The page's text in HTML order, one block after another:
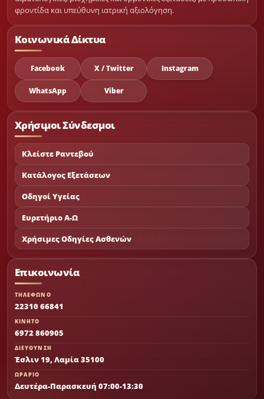
φροντίδα και υπεύθυνη ιατρική αξιολόγηση.
Κοινωνικά Δίκτυα
Facebook X / Twitter Instagram
WhatsApp Viber
Χρήσιμοι Σύνδεσμοι
Κλείστε Ραντεβού
Κατάλογος Εξετάσεων
Οδηγοί Υγείας
Ευρετήριο Α-Ω
Χρήσιμες Οδηγίες Ασθενών
Επικοινωνία
ΤΗΛΕΦΩΝΟ
22310 66841
ΚΙΝΗΤΟ
6972 860905
ΔΙΕΥΘΥΝΣΗ
Έσλιν 19, Λαμία 35100
ΩΡΑΡΙΟ
Δευτέρα-Παρασκευή 07:00-13:30